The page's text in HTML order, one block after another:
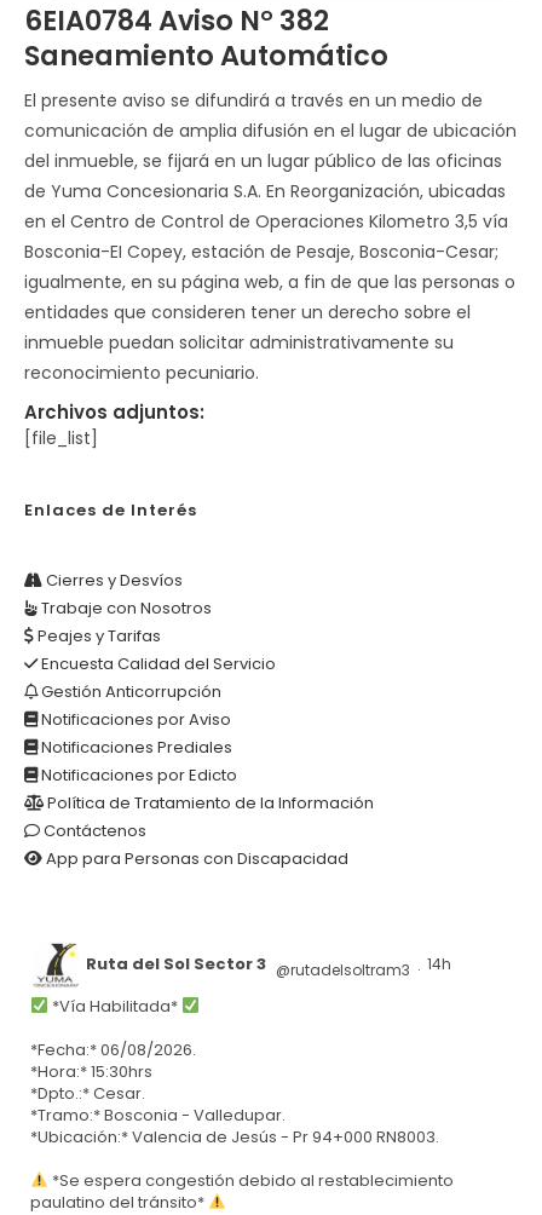
6EIA0784 Aviso N° 382
Saneamiento Automático
El presente aviso se difundirá a través en un medio de
comunicación de amplia difusión en el lugar de ubicación
del inmueble, se fijará en un lugar público de las oficinas
de Yuma Concesionaria S.A. En Reorganización, ubicadas
en el Centro de Control de Operaciones Kilometro 3,5 vía
Bosconia-EI Copey, estación de Pesaje, Bosconia-Cesar;
igualmente, en su página web, a fin de que las personas o
entidades que consideren tener un derecho sobre el
inmueble puedan solicitar administrativamente su
reconocimiento pecuniario.
Archivos adjuntos:
[file_list]
Enlaces de Interés
Cierres y Desvíos
Trabaje con Nosotros
Peajes y Tarifas
Encuesta Calidad del Servicio
Gestión Anticorrupción
Notificaciones por Aviso
Notificaciones Prediales
Notificaciones por Edicto
Política de Tratamiento de la Información
Contáctenos
App para Personas con Discapacidad
Ruta del Sol Sector 3 @rutadelsoltram3 · 14h
*Vía Habilitada*
*Fecha:* 06/08/2026.
*Hora:* 15:30hrs
*Dpto.:* Cesar.
*Tramo:* Bosconia - Valledupar.
*Ubicación:* Valencia de Jesús - Pr 94+000 RN8003.
*Se espera congestión debido al restablecimiento
paulatino del tránsito*